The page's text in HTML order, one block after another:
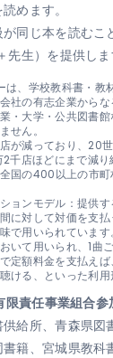
めます。
同じ本を読むこ
先生）を提供しま
は、学校教科書・教
社の有志企業からな
・大学・公共図書
せん。
が減っており、20
2千店ほどにまで減
国の400以上の市
ョンモデル：提供
に対して対価を支
で用いられていま
いて用いられ、1曲
定額料金を支払え
ける、といった利用
責任事業組合参
給所、青森県図
籍、宮城県教科